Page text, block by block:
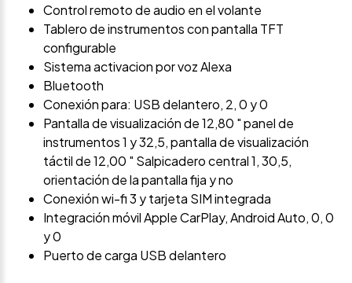
Control remoto de audio en el volante
Tablero de instrumentos con pantalla TFT
configurable
Sistema activacion por voz Alexa
Bluetooth
Conexión para: USB delantero, 2, 0 y 0
Pantalla de visualización de 12,80 " panel de
instrumentos 1 y 32,5, pantalla de visualización
táctil de 12,00 " Salpicadero central 1, 30,5,
orientación de la pantalla fija y no
Conexión wi-fi 3 y tarjeta SIM integrada
Integración móvil Apple CarPlay, Android Auto, 0, 0
y 0
Puerto de carga USB delantero